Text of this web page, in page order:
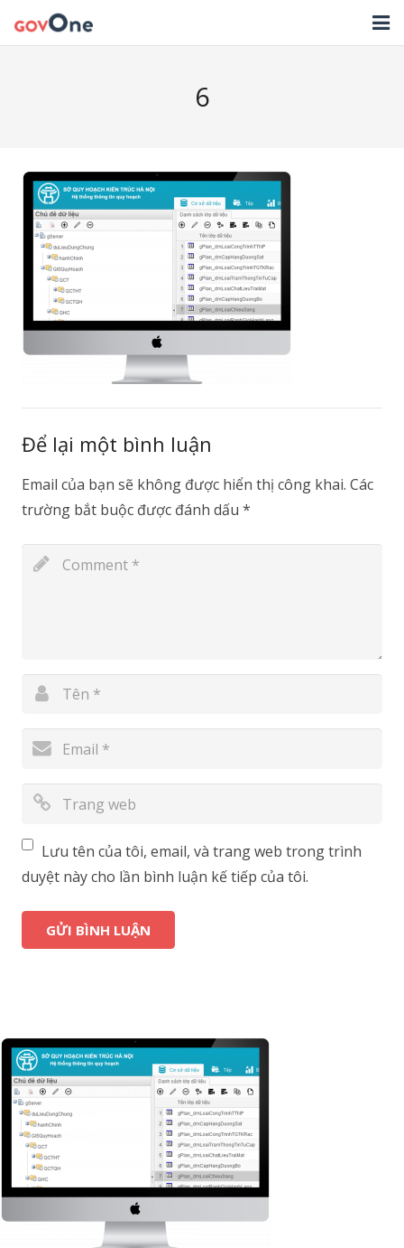
HỖ TRỢ
TẢI ỨNG DỤNG
LIÊN HỆ
NHẬT KÝ CẬP NHẬT PHẦN MỀM
6
Để lại một bình luận
Email của bạn sẽ không được hiển thị công khai. Các
trường bắt buộc được đánh dấu *
Lưu tên của tôi, email, và trang web trong trình
duyệt này cho lần bình luận kế tiếp của tôi.